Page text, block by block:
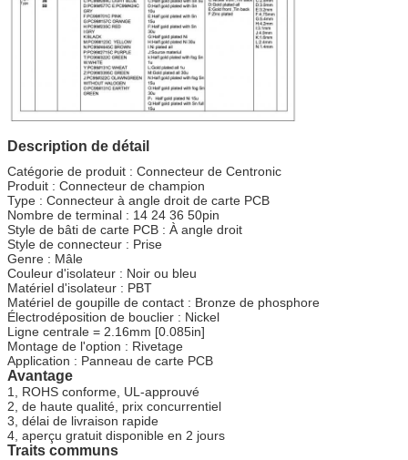
Description de détail
Catégorie de produit : Connecteur de Centronic
Produit : Connecteur de champion
Type : Connecteur à angle droit de carte PCB
Nombre de terminal : 14 24 36 50pin
Style de bâti de carte PCB : À angle droit
Style de connecteur : Prise
Genre : Mâle
Couleur d'isolateur : Noir ou bleu
Matériel d'isolateur : PBT
Matériel de goupille de contact : Bronze de phosphore
Électrodéposition de bouclier : Nickel
Ligne centrale = 2.16mm [0.085in]
Montage de l'option : Rivetage
Application : Panneau de carte PCB
Avantage
1, ROHS conforme, UL-approuvé
2, de haute qualité, prix concurrentiel
3, délai de livraison rapide
4, aperçu gratuit disponible en 2 jours
Traits communs